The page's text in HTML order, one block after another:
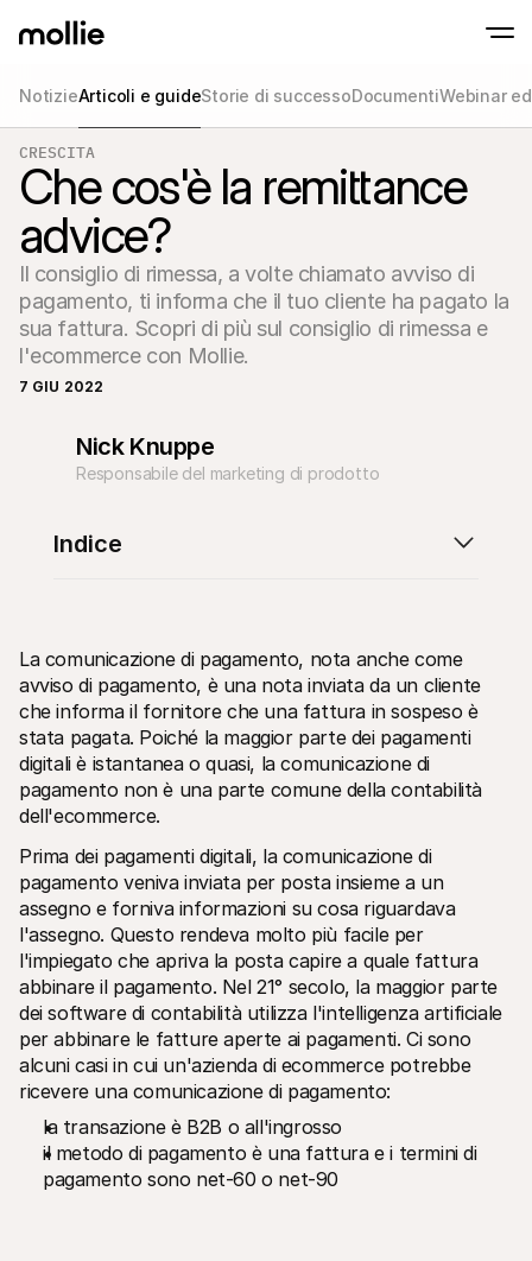
Tap to Pay su iPhone
Accettate pagamenti contactless
Inizia ora
Accetta e gestisci i
online
dispositivi
Checkout
Offri un checkout
la conversione
Per agenzie
Risorse tecniche
Portale sviluppatori
Scopri le risorse per sviluppatori e gli aggiornamenti
Librerie
Integra Mollie con librerie pronte all'uso
Comunità di Discord
Entra nella nostra comunità di sviluppatori
Prezzi
Scopri i nostri prezzi
Chi siamo
Scopri di più sulla nostra storia e
valori
Notizie
Leggi le ultime notizie su Mollie
Carriere
Vieni a lavorare con noi - stiamo
assumendo!
Contatta
Scopri perché Mollie è sul tuo estratto conto bancario
Per i clienti di Mollie
Contatta il nostro team di supporto clienti
Contatta vendite
Scopri come possiamo aiutare il tuo business
NotizieArticoli e guideStorie di successoDocumentiWebinar
CRESCITA
Che cos'è la remittance
advice?
Il consiglio di rimessa, a volte chiamato avviso di
pagamento, ti informa che il tuo cliente ha pagato la
sua fattura. Scopri di più sul consiglio di rimessa e
l'ecommerce con Mollie.
7 GIU 2022
Nick Knuppe
Responsabile del marketing di prodotto
La comunicazione di pagamento, nota anche come
avviso di pagamento, è una nota inviata da un cliente
che informa il fornitore che una fattura in sospeso è
stata pagata. Poiché la maggior parte dei pagamenti
digitali è istantanea o quasi, la comunicazione di
pagamento non è una parte comune della contabilità
dell'ecommerce.
Prima dei pagamenti digitali, la comunicazione di
pagamento veniva inviata per posta insieme a un
assegno e forniva informazioni su cosa riguardava
l'assegno. Questo rendeva molto più facile per
l'impiegato che apriva la posta capire a quale fattura
abbinare il pagamento. Nel 21° secolo, la maggior parte
dei software di contabilità utilizza l'intelligenza artificiale
per abbinare le fatture aperte ai pagamenti. Ci sono
alcuni casi in cui un'azienda di ecommerce potrebbe
ricevere una comunicazione di pagamento:
la transazione è B2B o all'ingrosso
il metodo di pagamento è una fattura e i termini di
pagamento sono net-60 o net-90
Indice